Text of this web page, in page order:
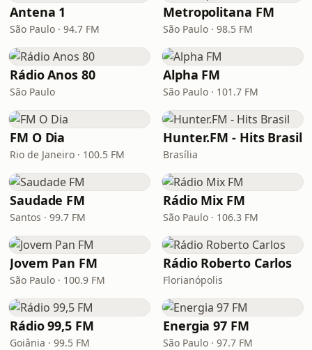
Antena 1
São Paulo · 94.7 FM
Metropolitana FM
São Paulo · 98.5 FM
Rádio Anos 80
São Paulo
Alpha FM
São Paulo · 101.7 FM
FM O Dia
Rio de Janeiro · 100.5 FM
Hunter.FM - Hits Brasil
Brasília
Saudade FM
Santos · 99.7 FM
Rádio Mix FM
São Paulo · 106.3 FM
Jovem Pan FM
São Paulo · 100.9 FM
Rádio Roberto Carlos
Florianópolis
Rádio 99,5 FM
Goiânia · 99.5 FM
Energia 97 FM
São Paulo · 97.7 FM